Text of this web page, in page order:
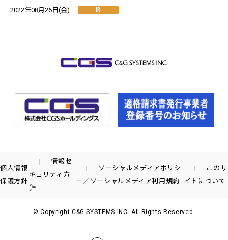
2022年08月26日(金) IR
個人情報
保護方針
情報セ
キュリティ方
針
ソーシャルメディアポリシ
ー／ソーシャルメディア利用規約
このサ
イトについて
© Copyright C&G SYSTEMS INC. All Rights Reserved.